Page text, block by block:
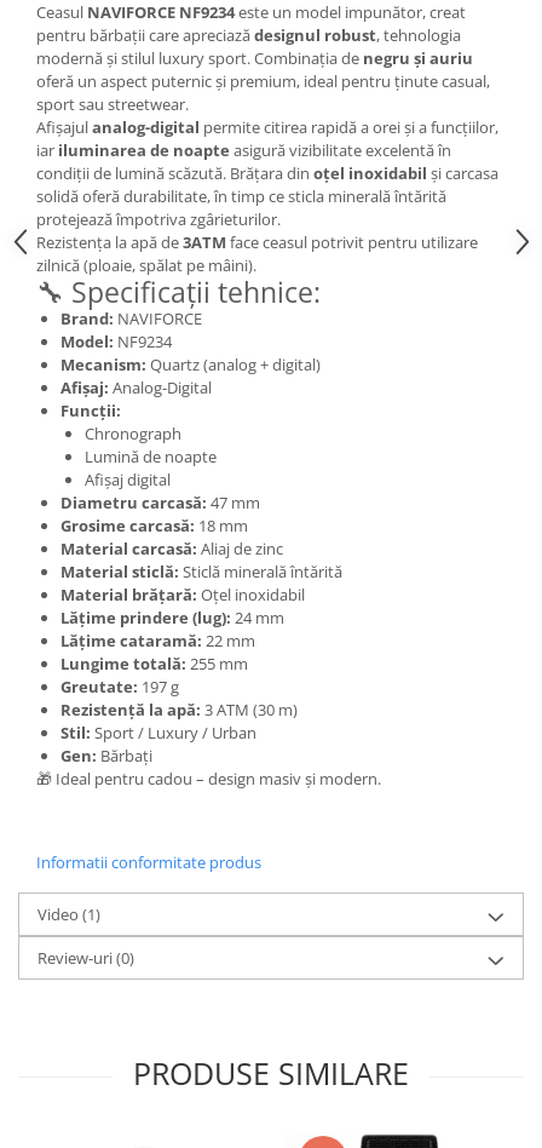
Ceasul NAVIFORCE NF9234este un model impunător, creat
pentru bărbații care apreciazădesignul robust, tehnologia
modernă și stilul luxury sport. Combinația de negru și auriu
oferă un aspect puternic și premium, ideal pentru ținute casual,
sport sau streetwear.
Afișajulanalog-digital permite citirea rapidă a orei și a funcțiilor,
iar iluminarea de noapte asigură vizibilitate excelentă în
condiții de lumină scăzută. Brățara din oțel inoxidabil și carcasa
solidă oferă durabilitate, în timp ce sticla minerală întărită
protejează împotriva zgârieturilor.
Rezistența la apă de3ATM face ceasul potrivit pentru utilizare
zilnică (ploaie, spălat pe mâini).
🔧 Specificații tehnice:
Brand: NAVIFORCE
Model: NF9234
Mecanism: Quartz (analog + digital)
Afișaj: Analog-Digital
Funcții:
Chronograph
Lumină de noapte
Afișaj digital
Diametru carcasă: 47 mm
Grosime carcasă: 18 mm
Material carcasă: Aliaj de zinc
Material sticlă: Sticlă minerală întărită
Material brățară: Oțel inoxidabil
Lățime prindere (lug): 24 mm
Lățime cataramă: 22 mm
Lungime totală: 255 mm
Greutate: 197 g
Rezistență la apă: 3 ATM (30 m)
Stil: Sport / Luxury / Urban
Gen: Bărbați
🎁 Ideal pentru cadou – design masiv și modern.
Informatii conformitate produs
Video (1)
Review-uri(0)
PRODUSE SIMILARE